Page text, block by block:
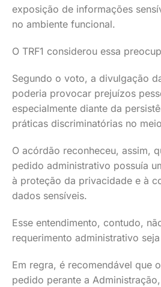
exposição de informações
no ambiente funcional.
O TRF1 considerou essa
Segundo o voto, a divulgação
poderia provocar prejuízos
especialmente diante da
práticas discriminatórias no
O acórdão reconheceu, assim,
pedido administrativo possuía
à proteção da privacidade e à
dados sensíveis.
Esse entendimento, contudo,
requerimento administrativo
Em regra, é recomendável que
pedido perante a